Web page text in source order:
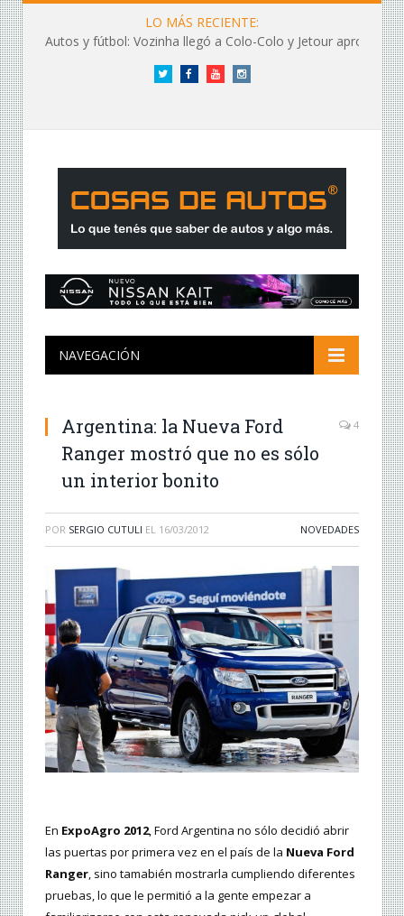
LO MÁS RECIENTE:
Autos y fútbol: Vozinha llegó a Colo-Colo y Jetour aprovechó los flashes
Twitter FacebookYouTubeInstagram
NAVEGACIÓN
Argentina: la Nueva Ford
Ranger mostró que no es sólo
un interior bonito
4
POR SERGIO CUTULI EL 16/03/2012 NOVEDADES
En ExpoAgro 2012, Ford Argentina no sólo decidió abrir
las puertas por primera vez en el país de la Nueva Ford
Ranger, sino tamabién mostrarla cumpliendo diferentes
pruebas, lo que le permitió a la gente empezar a